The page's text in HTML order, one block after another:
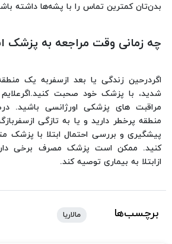
بدن‌تان کمترین تماس را با پشه‌ها داشته
چه زمانی وقت مراجعه به پزشک
اگردرحین زندگی یا بعد ازسفربه یک
شدید، با پزشک خود صحبت کنید.اگرعلایم
مراقبت های پزشکی اورژانسی باشید.
منطقه پرخطر دارید و یا به تازگی
پیشگیری و بررسی احتمال ابتلا با
کنید. ممکن است پزشک مصرف برخی
ازابتلا به بیماری توصیه کند.
برچسب‌ها مالاریا